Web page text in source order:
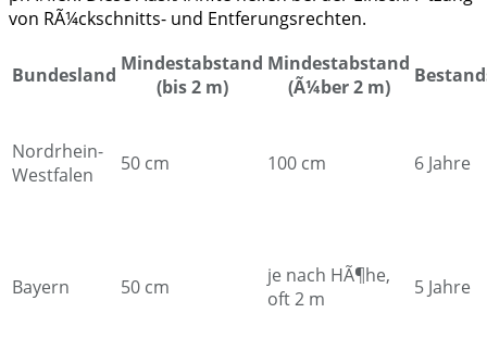
von RÃ¼ckschnitts- und Entferungsrechten.
Bundesland Mindestabstand
(bis 2 m)
Mindestabstand
(Ã¼ber 2 m)
Nordrhein-
Westfalen
50 cm 100 cm 6 Jahre
Bayern 50 cm
je nach HÃ¶he,
oft 2 m
5 Jahre